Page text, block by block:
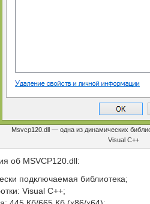
Msvcp120.dll — одна из динамических
Visual C++
об MSVCP120.dll:
подключаемая библиотека;
Visual C++;